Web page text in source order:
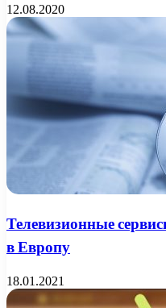
12.08.2020
Телевизионные
в Европу
18.01.2021